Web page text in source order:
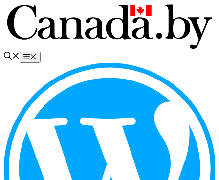
Перейти
содержимому
Меню